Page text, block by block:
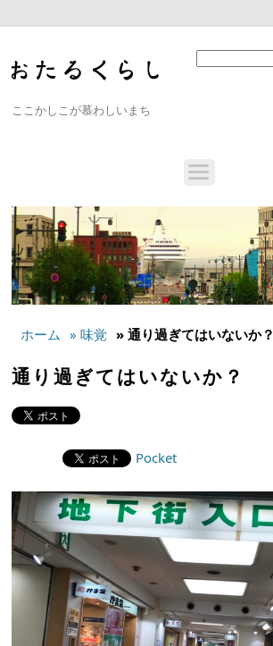
ここかしこが慕わしいまち
ホーム » 味覚 » 通り過ぎてはいないか？
通り過ぎてはいないか？
Pocket